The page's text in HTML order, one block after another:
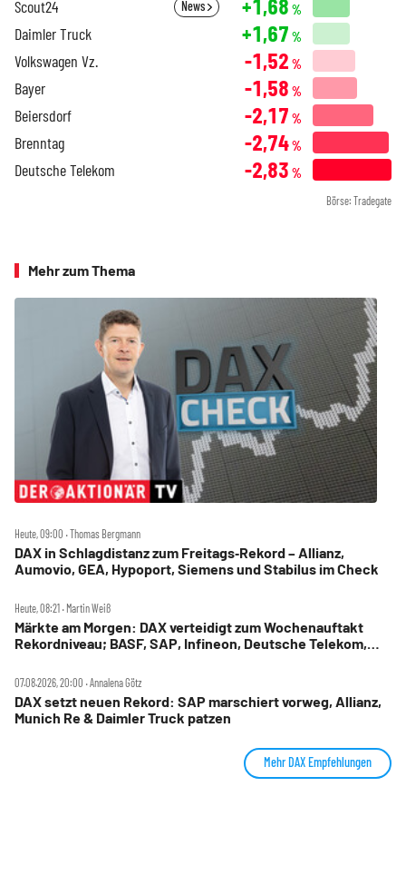
Scout24 News +1,68 %
Daimler Truck +1,67 %
Volkswagen Vz. -1,52 %
Bayer -1,58 %
Beiersdorf -2,17 %
Brenntag -2,74%
Deutsche Telekom -2,83 %
Börse: Tradegate
Mehr zum Thema
Heute, 09:00 ‧ Thomas Bergmann
DAX in Schlagdistanz zum Freitags‑Rekord – Allianz,
Aumovio, GEA, Hypoport, Siemens und Stabilus im Check
Heute, 08:21 ‧ Martin Weiß
Märkte am Morgen: DAX verteidigt zum Wochenauftakt
Rekordniveau; BASF, SAP, Infineon, Deutsche Telekom,
07.08.2026, 20:00 ‧ Annalena Götz
DAX setzt neuen Rekord: SAP marschiert vorweg, Allianz,
Munich Re & Daimler Truck patzen
Mehr DAX Empfehlungen